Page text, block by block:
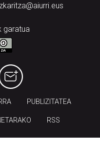
garatua
PUBLIZITATEA
RSS